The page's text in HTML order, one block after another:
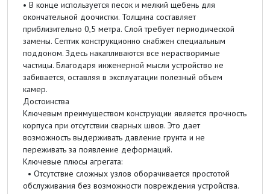
• В конце используется песок и мелкий щебень для
окончательной доочистки. Толщина составляет
приблизительно 0,5 метра. Слой требует периодической
замены. Септик конструкционно снабжен специальным
поддоном. Здесь накапливаются все нерастворимые
частицы. Благодаря инженерной мысли устройство не
забивается, оставляя в эксплуатации полезный объем
камер.
Достоинства
Ключевым преимуществом конструкции является прочность
корпуса при отсутствии сварных швов. Это дает
возможность выдерживать давление грунта и не
переживать за появление деформаций.
Ключевые плюсы агрегата:
• Отсутствие сложных узлов оборачивается простотой
обслуживания без возможности повреждения устройства.